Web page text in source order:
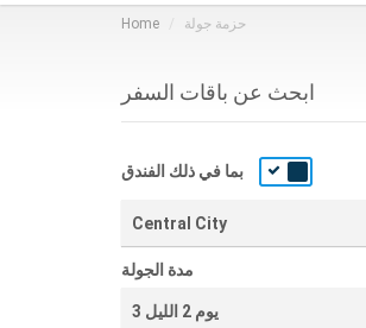
Home حزمة جولة
ابحث عن باقات السفر
بما في ذلك الفندق
Central City
مدة الجولة
3 يوم 2 الليل